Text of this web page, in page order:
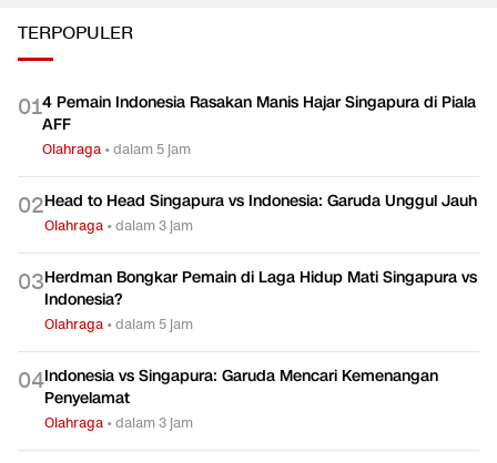
TERPOPULER
014 Pemain Indonesia Rasakan Manis Hajar Singapura di Piala
AFF
Olahraga •dalam 5 jam
02Head to Head Singapura vs Indonesia: Garuda Unggul Jauh
Olahraga •dalam 3 jam
03Herdman Bongkar Pemain di Laga Hidup Mati Singapura vs
Indonesia?
Olahraga •dalam 5 jam
04Indonesia vs Singapura: Garuda Mencari Kemenangan
Penyelamat
Olahraga •dalam 3 jam